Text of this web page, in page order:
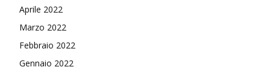
Aprile 2022
Marzo 2022
Febbraio 2022
Gennaio 2022